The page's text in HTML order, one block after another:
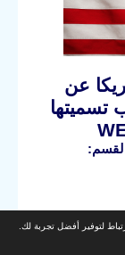
لتوفير أفضل تجربة لك.
عن
تسميتها
القسم: